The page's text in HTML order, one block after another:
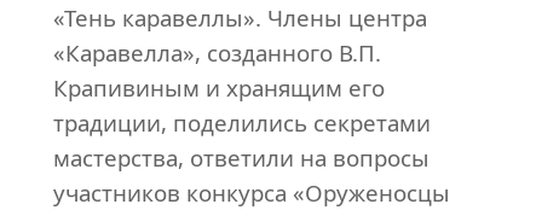
«Тень каравеллы». Члены центра
«Каравелла», созданного В.П.
Крапивиным и хранящим его
традиции, поделились секретами
мастерства, ответили на вопросы
участников конкурса «Оруженосцы